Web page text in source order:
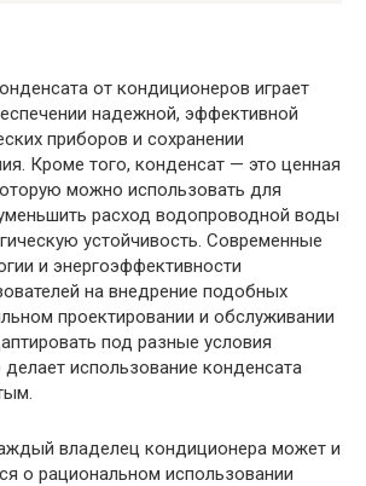
от кондиционеров играет
надежной, эффективной
приборов и сохранении
Кроме того, конденсат — это ценная
можно использовать для
расход водопроводной воды
устойчивость. Современные
и энергоэффективности
на внедрение подобных
проектировании и обслуживании
под разные условия
делает использование конденсата
владелец кондиционера может и
о рациональном использовании